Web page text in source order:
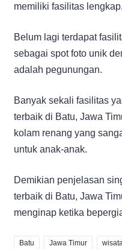
memiliki fasilitas lengkap.
Belum lagi terdapat
sebagai spot foto unik
adalah pegunungan.
Banyak sekali fasilitas
terbaik di Batu, Jawa
kolam renang yang
untuk anak-anak.
Demikian penjelasan
terbaik di Batu, Jawa
menginap ketika
Batu Jawa Timur